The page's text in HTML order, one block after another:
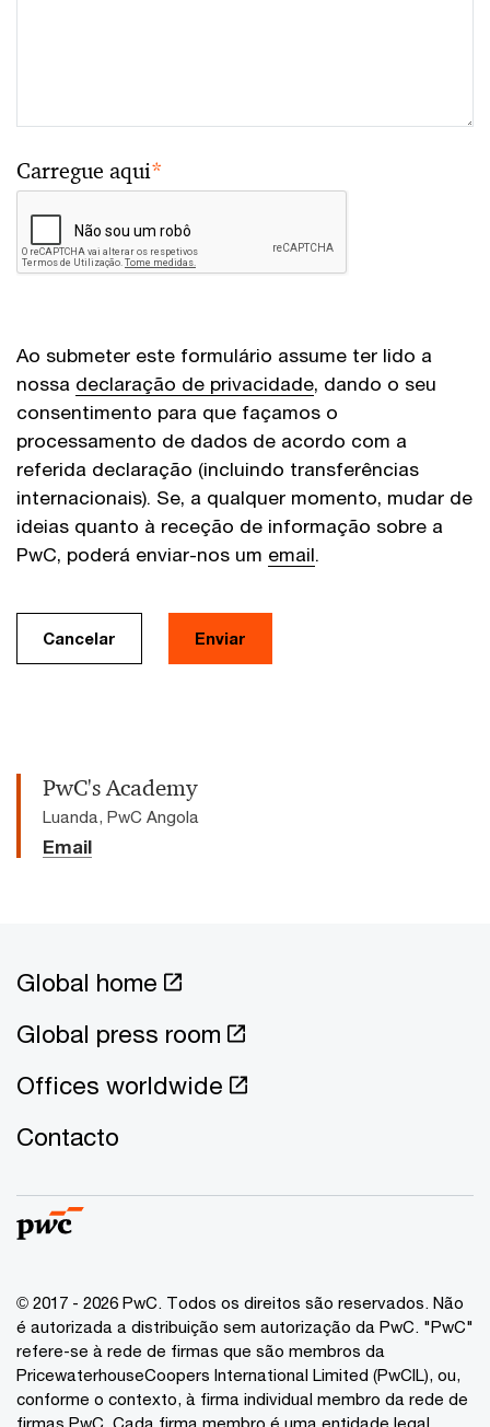
Carregue aqui*
Ao submeter este formulário assume ter lido a
nossa declaração de privacidade, dando o seu
consentimento para que façamos o
processamento de dados de acordo com a
referida declaração (incluindo transferências
internacionais). Se, a qualquer momento, mudar de
ideias quanto à receção de informação sobre a
PwC, poderá enviar-nos um email.
Cancelar Enviar
PwC's Academy
Luanda, PwC Angola
Email
Global home
Global press room
Offices worldwide
Contacto
© 2017 - 2026 PwC. Todos os direitos são reservados. Não
é autorizada a distribuição sem autorização da PwC. "PwC"
refere-se à rede de firmas que são membros da
PricewaterhouseCoopers International Limited (PwCIL), ou,
conforme o contexto, à firma individual membro da rede de
firmas PwC. Cada firma membro é uma entidade legal